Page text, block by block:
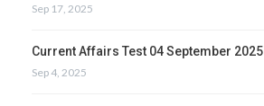
Sep 17, 2025
Current Affairs Test 04 September 2025
Sep 4, 2025